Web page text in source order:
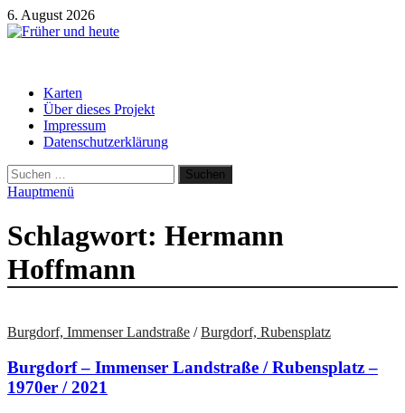
Zum
Inhalt
6. August 2026
Karten
Über dieses Projekt
Impressum
Datenschutzerklärung
Suchen
nach:
Hauptmenü
Schlagwort: Hermann
Hoffmann
Burgdorf, Immenser Landstraße /Burgdorf, Rubensplatz
Burgdorf – Immenser Landstraße / Rubensplatz –
1970er / 2021